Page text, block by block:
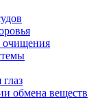
очищения
обмена веществ